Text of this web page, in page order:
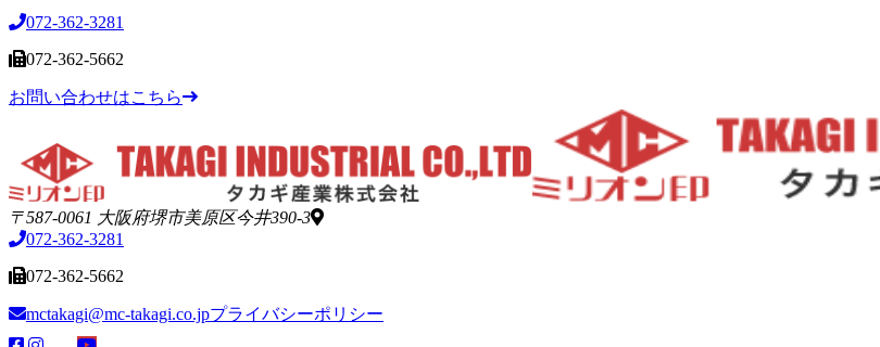
072-362-3281
072-362-5662
お問い合わせはこちら
〒587-0061 大阪府堺市美原区今井390-3
072-362-3281
072-362-5662
mctakagi@mc-takagi.co.jpプライバシーポリシー